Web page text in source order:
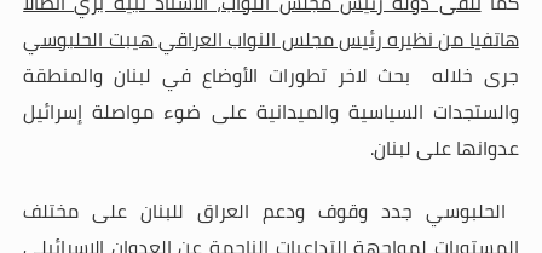
هاتفيا من نظيره رئيس مجلس النواب العراقي هيبت الحلبوسي
جرى خلاله بحث لاخر تطورات الأوضاع في لبنان والمنطقة
والستجدات السياسية والميدانية على ضوء مواصلة إسرائيل
عدوانها على لبنان.
الحلبوسي جدد وقوف ودعم العراق للبنان على مختلف